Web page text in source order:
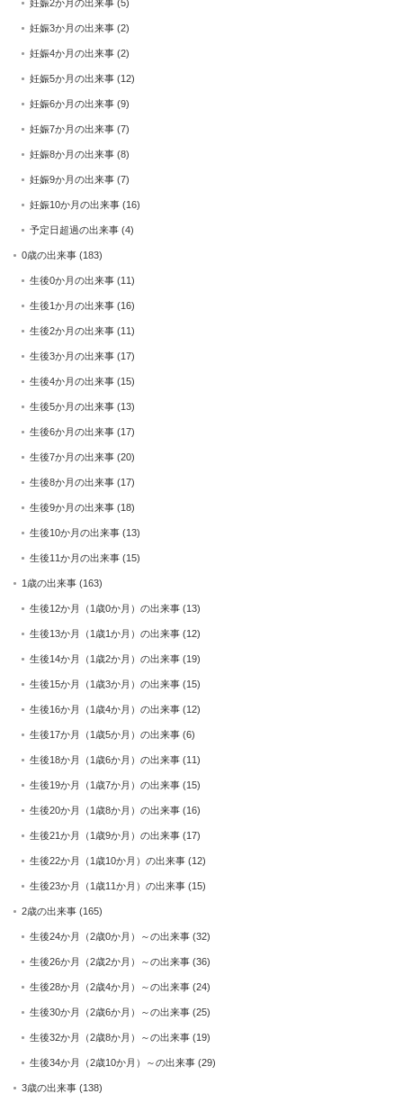
妊娠2か月の出来事 (5)
妊娠3か月の出来事 (2)
妊娠4か月の出来事 (2)
妊娠5か月の出来事 (12)
妊娠6か月の出来事 (9)
妊娠7か月の出来事 (7)
妊娠8か月の出来事 (8)
妊娠9か月の出来事 (7)
妊娠10か月の出来事 (16)
予定日超過の出来事 (4)
0歳の出来事 (183)
生後0か月の出来事 (11)
生後1か月の出来事 (16)
生後2か月の出来事 (11)
生後3か月の出来事 (17)
生後4か月の出来事 (15)
生後5か月の出来事 (13)
生後6か月の出来事 (17)
生後7か月の出来事 (20)
生後8か月の出来事 (17)
生後9か月の出来事 (18)
生後10か月の出来事 (13)
生後11か月の出来事 (15)
1歳の出来事 (163)
生後12か月（1歳0か月）の出来事 (13)
生後13か月（1歳1か月）の出来事 (12)
生後14か月（1歳2か月）の出来事 (19)
生後15か月（1歳3か月）の出来事 (15)
生後16か月（1歳4か月）の出来事 (12)
生後17か月（1歳5か月）の出来事 (6)
生後18か月（1歳6か月）の出来事 (11)
生後19か月（1歳7か月）の出来事 (15)
生後20か月（1歳8か月）の出来事 (16)
生後21か月（1歳9か月）の出来事 (17)
生後22か月（1歳10か月）の出来事 (12)
生後23か月（1歳11か月）の出来事 (15)
2歳の出来事 (165)
生後24か月（2歳0か月）～の出来事 (32)
生後26か月（2歳2か月）～の出来事 (36)
生後28か月（2歳4か月）～の出来事 (24)
生後30か月（2歳6か月）～の出来事 (25)
生後32か月（2歳8か月）～の出来事 (19)
生後34か月（2歳10か月）～の出来事 (29)
3歳の出来事 (138)